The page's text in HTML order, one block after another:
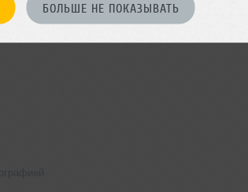
БОЛЬШЕ НЕ ПОКАЗЫВАТЬ